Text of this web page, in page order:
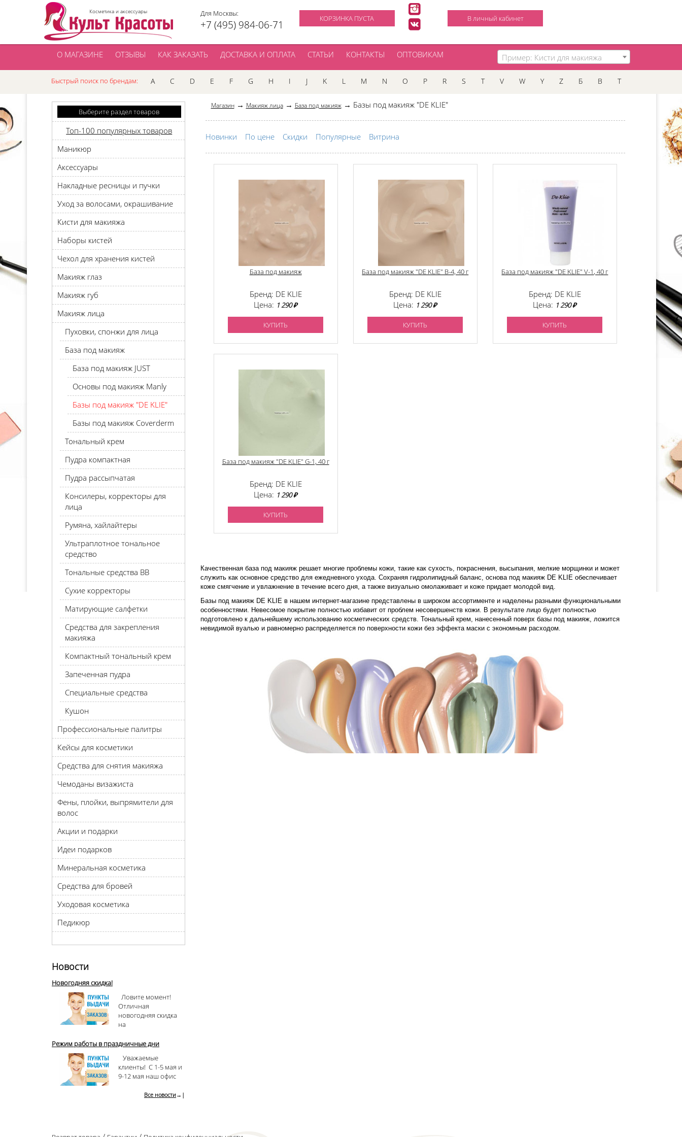
Косметика и аксессуары Для Москвы:
+7 (495) 984-06-71
КОРЗИНКА ПУСТА В личный кабинет
О МАГАЗИНЕ ОТЗЫВЫ КАК ЗАКАЗАТЬ ДОСТАВКА И ОПЛАТА СТАТЬИ КОНТАКТЫ ОПТОВИКАМ Пример: Кисти для макияжа
Быстрый поиск по брендам: A C D E F G H I J K L M N O P R S T V W Y Z Б В Т
Выберите раздел товаров
Топ-100 популярных товаров
Маникюр
Аксессуары
Накладные ресницы и пучки
Уход за волосами, окрашивание
Кисти для макияжа
Наборы кистей
Чехол для хранения кистей
Макияж глаз
Макияж губ
Макияж лица
Пуховки, спонжи для лица
База под макияж
База под макияж JUST
Основы под макияж Manly
Базы под макияж "DE KLIE"
Базы под макияж Coverderm
Тональный крем
Пудра компактная
Пудра рассыпчатая
Консилеры, корректоры для
лица
Румяна, хайлайтеры
Ультраплотное тональное
средство
Тональные средства BB
Сухие корректоры
Матирующие салфетки
Средства для закрепления
макияжа
Компактный тональный крем
Запеченная пудра
Специальные средства
Кушон
Профессиональные палитры
Кейсы для косметики
Средства для снятия макияжа
Чемоданы визажиста
Фены, плойки, выпрямители для
волос
Акции и подарки
Идеи подарков
Минеральная косметика
Средства для бровей
Уходовая косметика
Педикюр
Новости
Новогодняя скидка!
Ловите момент!
Отличная
новогодняя скидка
на
Режим работы в праздничные дни
Уважаемые
клиенты! С 1-5 мая и
9-12 мая наш офис
Все новости →|
Магазин→ Макияж лица→ База под макияж→ Базы под макияж "DE KLIE"
Новинки По цене Скидки Популярные Витрина
База под макияж
Бренд: DE KLIE
Цена: 1 290 ₽
КУПИТЬ
База под макияж "DE KLIE" В-4, 40 г
Бренд: DE KLIE
Цена: 1 290 ₽
КУПИТЬ
База под макияж "DE KLIE" V-1, 40 г
Бренд: DE KLIE
Цена: 1 290 ₽
КУПИТЬ
База под макияж "DE KLIE" G-1, 40 г
Бренд: DE KLIE
Цена: 1 290 ₽
КУПИТЬ
Качественная база под макияж решает многие проблемы кожи, такие как сухость, покраснения, высыпания, мелкие морщинки и может
служить как основное средство для ежедневного ухода. Сохраняя гидролипидный баланс, основа под макияж DE KLIE обеспечивает
коже смягчение и увлажнение в течение всего дня, а также визуально омолаживает и коже придает молодой вид.
Базы под макияж DE KLIE в нашем интернет-магазине представлены в широком ассортименте и наделены разными функциональными
особенностями. Невесомое покрытие полностью избавит от проблем несовершенств кожи. В результате лицо будет полностью
подготовлено к дальнейшему использованию косметических средств. Тональный крем, нанесенный поверх базы под макияж, ложится
невидимой вуалью и равномерно распределяется по поверхности кожи без эффекта маски с экономным расходом.